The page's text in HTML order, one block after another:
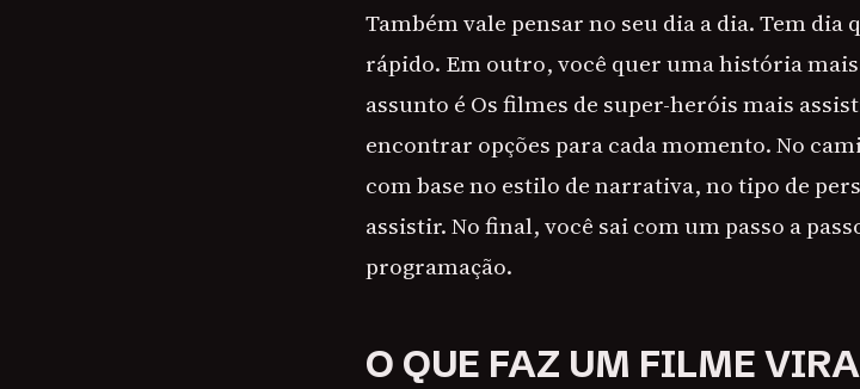
Também vale pensar no seu dia a dia. Tem
rápido. Em outro, você quer uma história
assunto é Os filmes de super-heróis mais
encontrar opções para cada momento. No
com base no estilo de narrativa, no tipo de
assistir. No final, você sai com um passo a
programação.
O QUE FAZ UM FILME